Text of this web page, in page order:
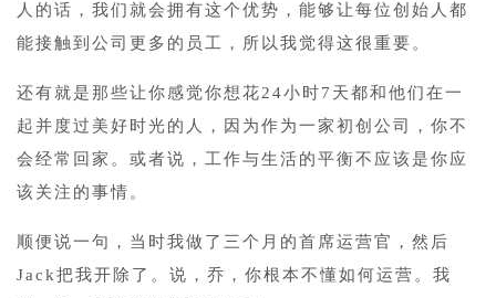
人的话，我们就会拥有这个优势，能够让每位创始人都
能接触到公司更多的员工，所以我觉得这很重要。
还有就是那些让你感觉你想花24小时7天都和他们在一
起并度过美好时光的人，因为作为一家初创公司，你不
会经常回家。或者说，工作与生活的平衡不应该是你应
该关注的事情。
顺便说一句，当时我做了三个月的首席运营官，然后
Jack把我开除了。说，乔，你根本不懂如何运营。我